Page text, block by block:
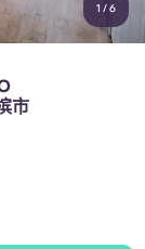
1 /6
市